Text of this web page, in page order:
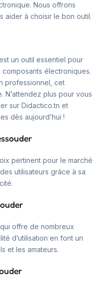
Nous offrons
aider à choisir le bon outil.
un outil essentiel pour
électroniques.
professionnel, cet
N’attendez plus pour vous
sur Didactico.tn et
dès aujourd’hui !
pertinent pour le marché
utilisateurs grâce à sa
offre de nombreux
d’utilisation en font un
et les amateurs.